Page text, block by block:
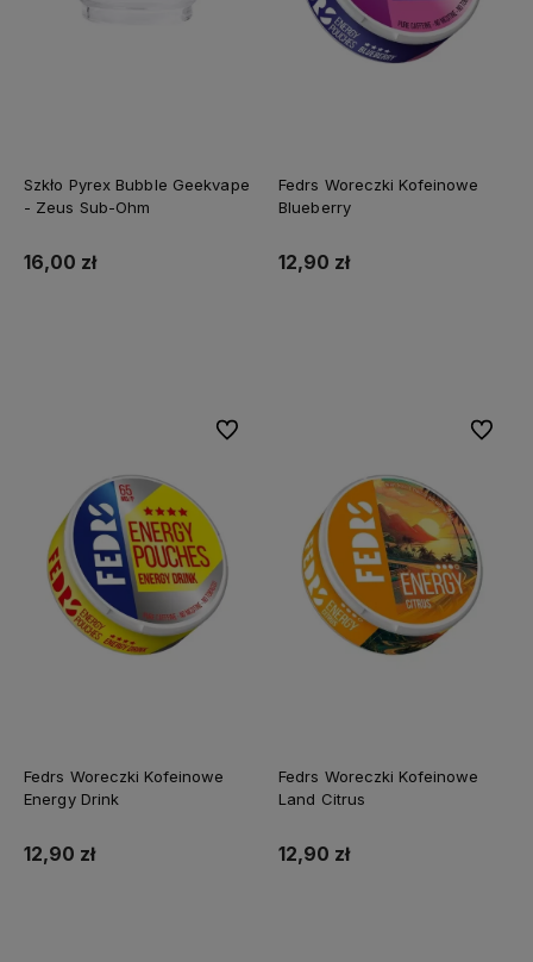
Szkło Pyrex Bubble Geekvape
- Zeus Sub-Ohm
16,00 zł
Fedrs Woreczki Kofeinowe
Blueberry
12,90 zł
Fedrs Woreczki Kofeinowe
Energy Drink
12,90 zł
Do ulubionych
Fedrs Woreczki Kofeinowe
Land Citrus
12,90 zł
Do